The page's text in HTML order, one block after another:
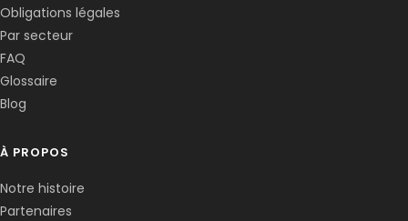
Obligations légales
Par secteur
FAQ
Glossaire
Blog
À PROPOS
Notre histoire
Partenaires
Corentin · Easy to Change